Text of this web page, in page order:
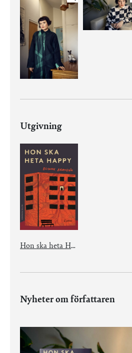
Utgivning
Hon ska heta Happy
Nyheter om författaren